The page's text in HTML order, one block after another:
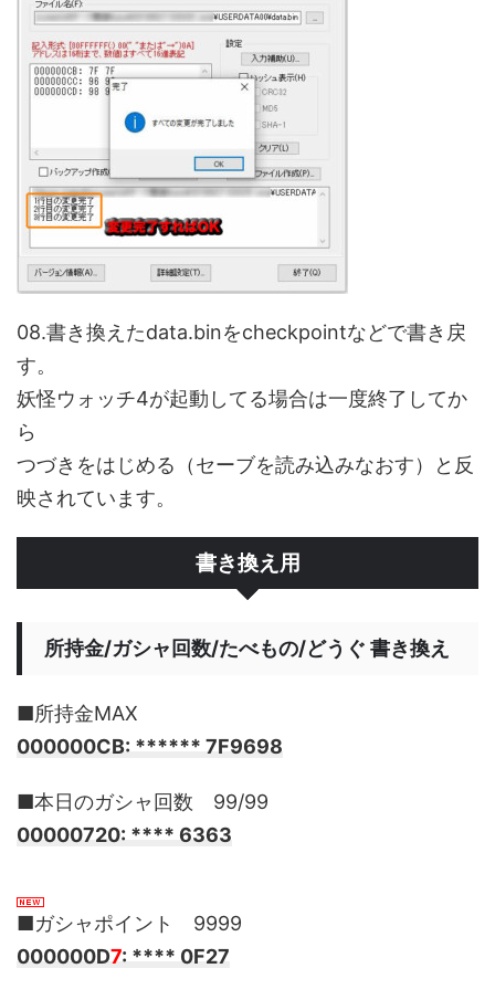
08.書き換えたdata.binをcheckpointなどで書き戻
す。
妖怪ウォッチ4が起動してる場合は一度終了してか
ら
つづきをはじめる（セーブを読み込みなおす）と反
映されています。
書き換え用
所持金/ガシャ回数/たべもの/どうぐ 書き換え
■所持金MAX
000000CB: ****** 7F9698
■本日のガシャ回数 99/99
00000720: **** 6363
■ガシャポイント 9999
000000D7: **** 0F27